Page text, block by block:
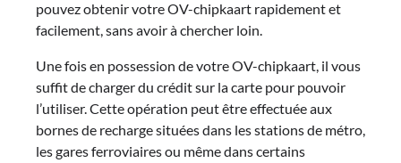
pouvez obtenir votre OV-chipkaart rapidement et
facilement, sans avoir à chercher loin.
Une fois en possession de votre OV-chipkaart, il vous
suffit de charger du crédit sur la carte pour pouvoir
l’utiliser. Cette opération peut être effectuée aux
bornes de recharge situées dans les stations de métro,
les gares ferroviaires ou même dans certains